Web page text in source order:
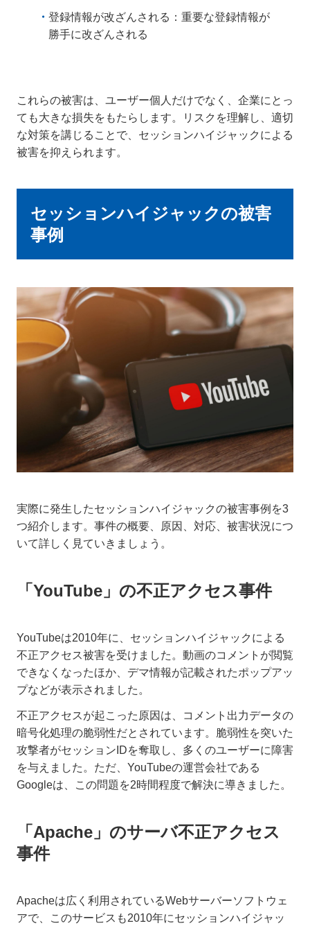
登録情報が改ざんされる：重要な登録情報が
勝手に改ざんされる
これらの被害は、ユーザー個人だけでなく、企業にとっ
ても大きな損失をもたらします。リスクを理解し、適切
な対策を講じることで、セッションハイジャックによる
被害を抑えられます。
セッションハイジャックの被害
事例
実際に発生したセッションハイジャックの被害事例を3
つ紹介します。事件の概要、原因、対応、被害状況につ
いて詳しく見ていきましょう。
「YouTube」の不正アクセス事件
YouTubeは2010年に、セッションハイジャックによる
不正アクセス被害を受けました。動画のコメントが閲覧
できなくなったほか、デマ情報が記載されたポップアッ
プなどが表示されました。
不正アクセスが起こった原因は、コメント出力データの
暗号化処理の脆弱性だとされています。脆弱性を突いた
攻撃者がセッションIDを奪取し、多くのユーザーに障害
を与えました。ただ、YouTubeの運営会社である
Googleは、この問題を2時間程度で解決に導きました。
「Apache」のサーバ不正アクセス
事件
Apacheは広く利用されているWebサーバーソフトウェ
アで、このサービスも2010年にセッションハイジャッ